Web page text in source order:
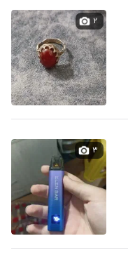
۲
۳